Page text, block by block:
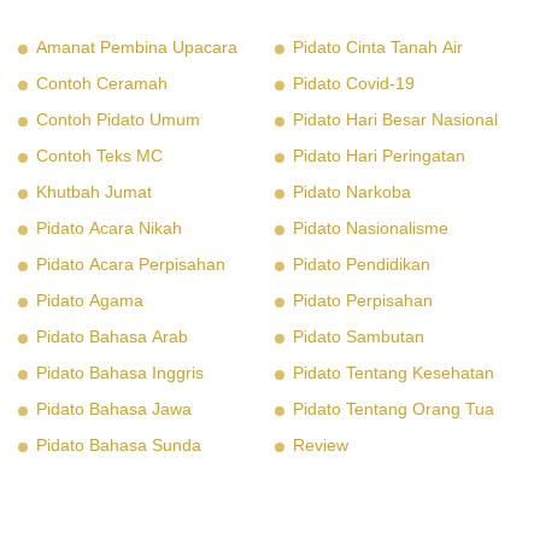
Amanat Pembina Upacara
Contoh Ceramah
Contoh Pidato Umum
Contoh Teks MC
Khutbah Jumat
Pidato Acara Nikah
Pidato Acara Perpisahan
Pidato Agama
Pidato Bahasa Arab
Pidato Bahasa Inggris
Pidato Bahasa Jawa
Pidato Bahasa Sunda
Pidato Cinta Tanah Air
Pidato Covid-19
Pidato Hari Besar Nasional
Pidato Hari Peringatan
Pidato Narkoba
Pidato Nasionalisme
Pidato Pendidikan
Pidato Perpisahan
Pidato Sambutan
Pidato Tentang Kesehatan
Pidato Tentang Orang Tua
Review